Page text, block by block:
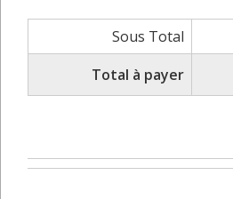
Sous Total
Total à payer